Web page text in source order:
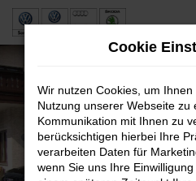
Zum
Cookie
Wir nutzen Cookies, um
Nutzung unserer Webseite
Kommunikation mit Ihnen zu
berücksichtigen hierbei Ihre
verarbeiten Daten für
wenn Sie uns Ihre